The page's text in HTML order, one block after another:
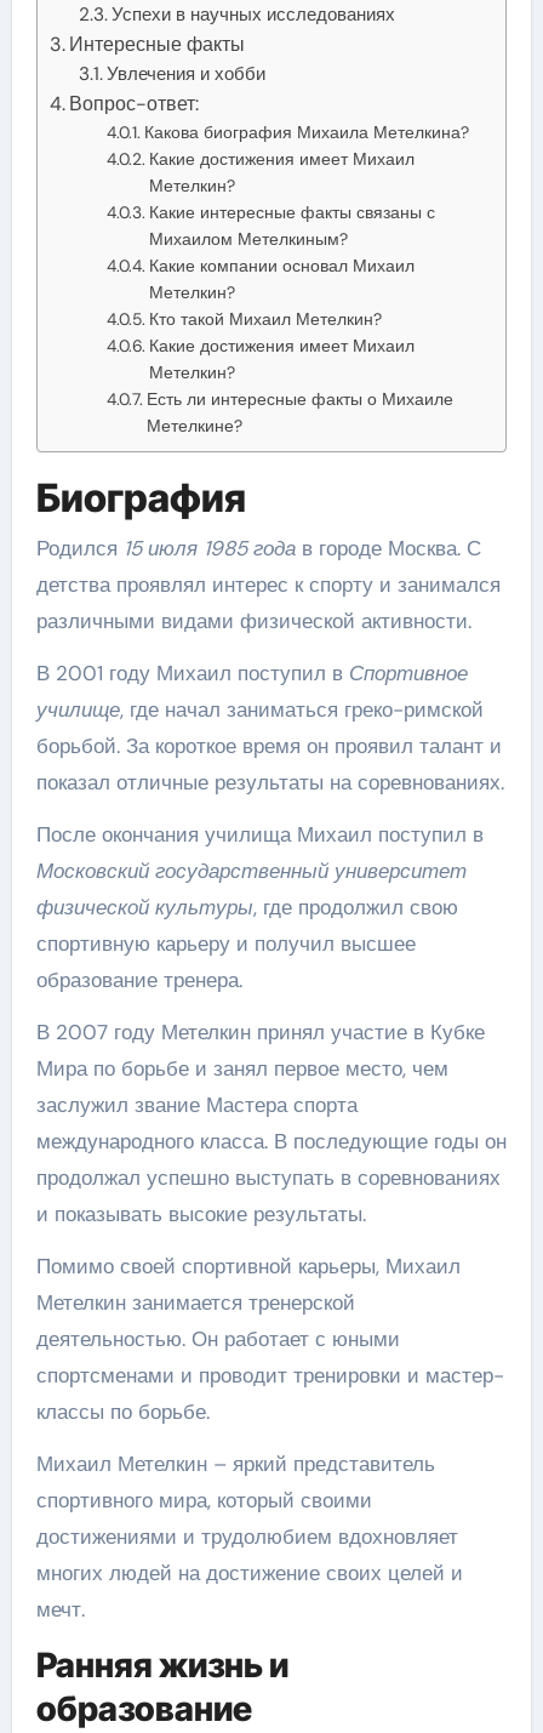
Успехи в научных исследованиях
Интересные факты
Увлечения и хобби
Вопрос-ответ:
Какова биография Михаила Метелкина?
Какие достижения имеет Михаил
Метелкин?
Какие интересные факты связаны с
Михаилом Метелкиным?
Какие компании основал Михаил
Метелкин?
Кто такой Михаил Метелкин?
Какие достижения имеет Михаил
Метелкин?
Есть ли интересные факты о Михаиле
Метелкине?
Биография
Родился 15 июля 1985 годав городе Москва. С
детства проявлял интерес к спорту и занимался
различными видами физической активности.
В 2001 году Михаил поступил в Спортивное
училище, где начал заниматься греко-римской
борьбой. За короткое время он проявил талант и
показал отличные результаты на соревнованиях.
После окончания училища Михаил поступил в
Московский государственный университет
физической культуры, где продолжил свою
спортивную карьеру и получил высшее
образование тренера.
В 2007 году Метелкин принял участие в Кубке
Мира по борьбе и занял первое место, чем
заслужил звание Мастера спорта
международного класса. В последующие годы он
продолжал успешно выступать в соревнованиях
и показывать высокие результаты.
Помимо своей спортивной карьеры, Михаил
Метелкин занимается тренерской
деятельностью. Он работает с юными
спортсменами и проводит тренировки и мастер-
классы по борьбе.
Михаил Метелкин – яркий представитель
спортивного мира, который своими
достижениями и трудолюбием вдохновляет
многих людей на достижение своих целей и
мечт.
Ранняя жизнь и
образование